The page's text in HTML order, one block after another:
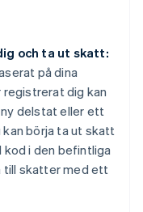
och ta ut skatt:
på dina
registrerat dig kan
delstat eller ett
kan börja ta ut skatt
kod i den befintliga
till skatter med ett